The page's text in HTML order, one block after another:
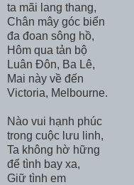
ta mãi lang thang,
Chân mây góc biển
đa đoan sông hồ,
Hôm qua tản bộ
Luân Đôn, Ba Lê,
Mai này về đến
Victoria, Melbourne.
Nào vui hạnh phúc
trong cuộc lưu linh,
Ta không hờ hững
để tình bay xa,
Giữ tình em